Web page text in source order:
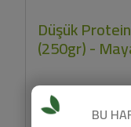
Düşük
(250gr) -
Mayalı Hane Düşük
BU